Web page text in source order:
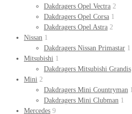
Dakdragers Opel Vectra 2
Dakdragers Opel Corsa 1
Dakdragers Opel Astra 2
Nissan 1
Dakdragers Nissan Primastar 1
Mitsubishi 1
Dakdragers Mitsubishi Grandis
Mini 2
Dakdragers Mini Countryman 1
Dakdragers Mini Clubman 1
Mercedes 9